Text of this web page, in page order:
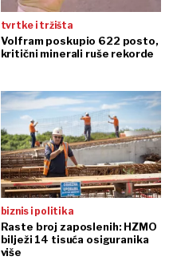
tvrtke i tržišta
Volfram poskupio 622 posto,
kritični minerali ruše rekorde
biznis i politika
Raste broj zaposlenih: HZMO
bilježi 14 tisuća osiguranika
više